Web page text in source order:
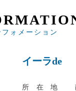
フォメーション
イーラde
所在地